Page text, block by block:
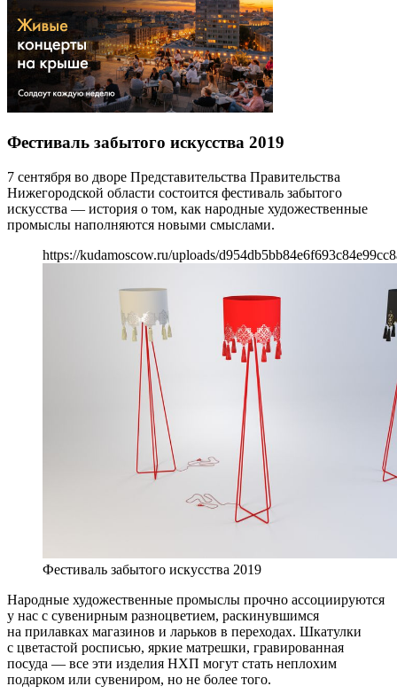
Фестиваль забытого искусства 2019
7 сентября во дворе Представительства Правительства
Нижегородской области состоится фестиваль забытого
искусства — история о том, как народные художественные
промыслы наполняются новыми смыслами.
https://kudamoscow.ru/uploads/
Фестиваль забытого искусства 2019
Народные художественные промыслы прочно ассоциируются
у нас с сувенирным разноцветием, раскинувшимся
на прилавках магазинов и ларьков в переходах. Шкатулки
с цветастой росписью, яркие матрешки, гравированная
посуда — все эти изделия НХП могут стать неплохим
подарком или сувениром, но не более того.